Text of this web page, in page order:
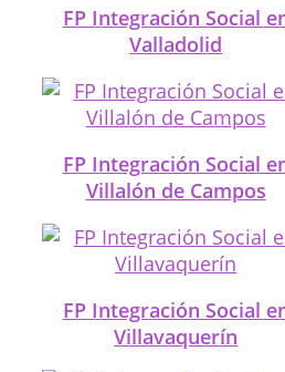
FP Integración Social
Valladolid
FP Integración Social
Villalón de Campos
FP Integración Social
Villavaquerín